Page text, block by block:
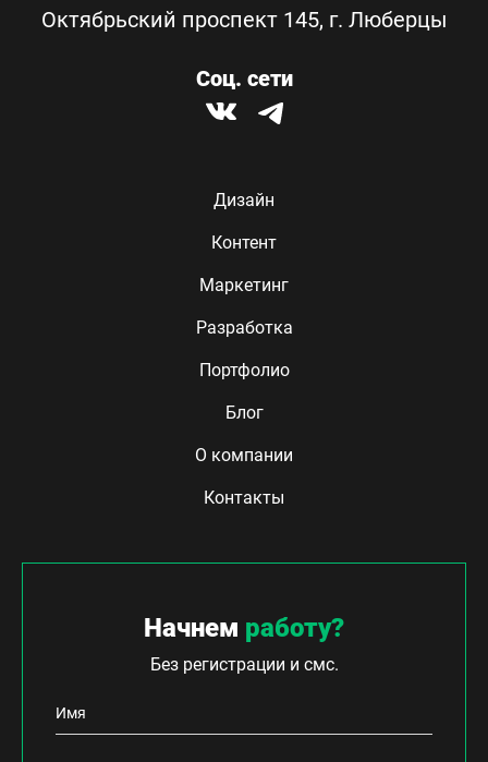
Октябрьский проспект 145, г. Люберцы
Соц. сети
Дизайн
Контент
Маркетинг
Разработка
Портфолио
Блог
О компании
Контакты
Начнем работу?
Без регистрации и смс.